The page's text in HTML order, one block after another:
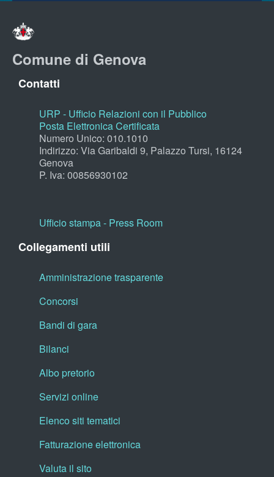
Comune di Genova
Contatti
URP - Ufficio Relazioni con il Pubblico
Posta Elettronica Certificata
Numero Unico: 010.1010
Indirizzo: Via Garibaldi 9, Palazzo Tursi, 16124
Genova
P. Iva: 00856930102
Ufficio stampa - Press Room
Collegamenti utili
Amministrazione trasparente
Concorsi
Bandi di gara
Bilanci
Albo pretorio
Servizi online
Elenco siti tematici
Fatturazione elettronica
Valuta il sito